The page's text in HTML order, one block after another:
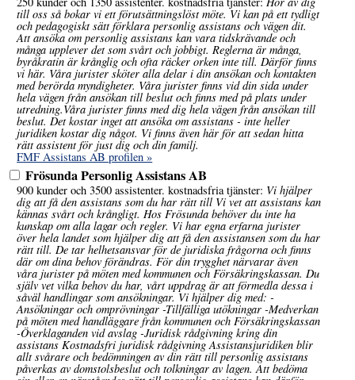
till oss så bokar vi ett förutsättningslöst möte. Vi kan på ett tydligt
och pedagogiskt sätt förklara personlig assistans och vägen dit.
Att ansöka om personlig assistans kan vara tidskrävande och
många upplever det som svårt och jobbigt. Reglerna är många,
byråkratin är krånglig och ofta räcker orken inte till. Därför finns
vi här. Våra jurister sköter alla delar i din ansökan och kontakten
med berörda myndigheter. Våra jurister finns vid din sida under
hela vägen från ansökan till beslut och finns med på plats under
utredning.Våra jurister finns med dig hela vägen från ansökan till
beslut. Det kostar inget att ansöka om assistans - inte heller
juridiken kostar dig något. Vi finns även här för att sedan hitta
rätt assistent för just dig och din familj.
FMF Assistans AB profilen »
Frösunda Personlig Assistans AB
900 kunder och 3500 assistenter. kostnadsfria tjänster: Vi hjälper
dig att få den assistans som du har rätt till Vi vet att assistans kan
kännas svårt och krångligt. Hos Frösunda behöver du inte ha
kunskap om alla lagar och regler. Vi har egna erfarna jurister
över hela landet som hjälper dig att få den assistansen som du har
rätt till. De tar helhetsansvar för de juridiska frågorna och finns
där om dina behov förändras. För din trygghet närvarar även
våra jurister på möten med kommunen och Försäkringskassan. Du
själv vet vilka behov du har, vårt uppdrag är att förmedla dessa i
såväl handlingar som ansökningar. Vi hjälper dig med: -
Ansökningar och omprövningar -Tillfälliga utökningar -Medverkan
på möten med handläggare från kommunen och Försäkringskassan
-Överklaganden vid avslag -Juridisk rådgivning kring din
assistans Kostnadsfri juridisk rådgivning Assistansjuridiken blir
allt svårare och bedömningen av din rätt till personlig assistans
påverkas av domstolsbeslut och tolkningar av lagen. Att bedöma